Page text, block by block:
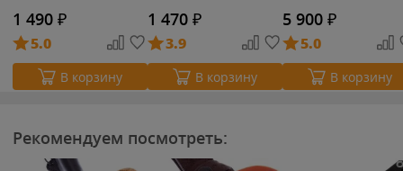
1 490 ₽
5.0
В корзину
1 470 ₽
3.9
В корзину
5 900 ₽
5.0
В корзину
Рекомендуем посмотреть: